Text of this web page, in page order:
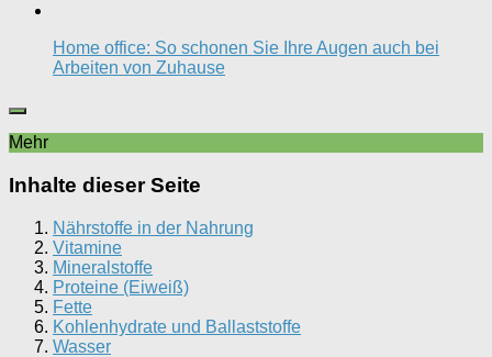
Home office: So schonen Sie Ihre Augen auch bei
Arbeiten von Zuhause
Mehr
Inhalte dieser Seite
Nährstoffe in der Nahrung
Vitamine
Mineralstoffe
Proteine (Eiweiß)
Fette
Kohlenhydrate und Ballaststoffe
Wasser